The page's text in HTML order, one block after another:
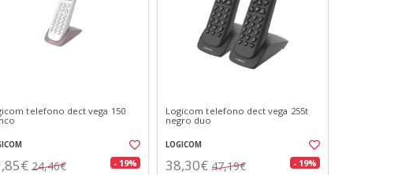
telefono dect vega 150
24,46€ - 19%
Logicom telefono dect vega 255t
negro duo
LOGICOM
38,30€ 47,19€ - 19%